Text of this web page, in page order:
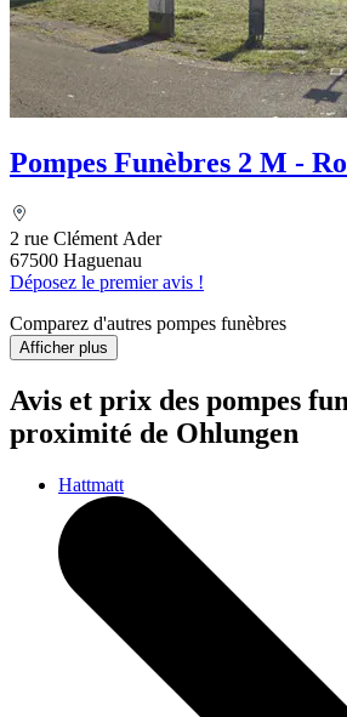
Pompes Funèbres 2 M -
2 rue Clément Ader
67500 Haguenau
Déposez le premier avis !
Comparez d'autres pompes funèbres
Afficher plus
Avis et prix des pompes
proximité de Ohlungen
Hattmatt